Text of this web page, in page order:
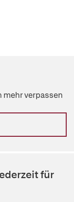
mehr verpassen
für